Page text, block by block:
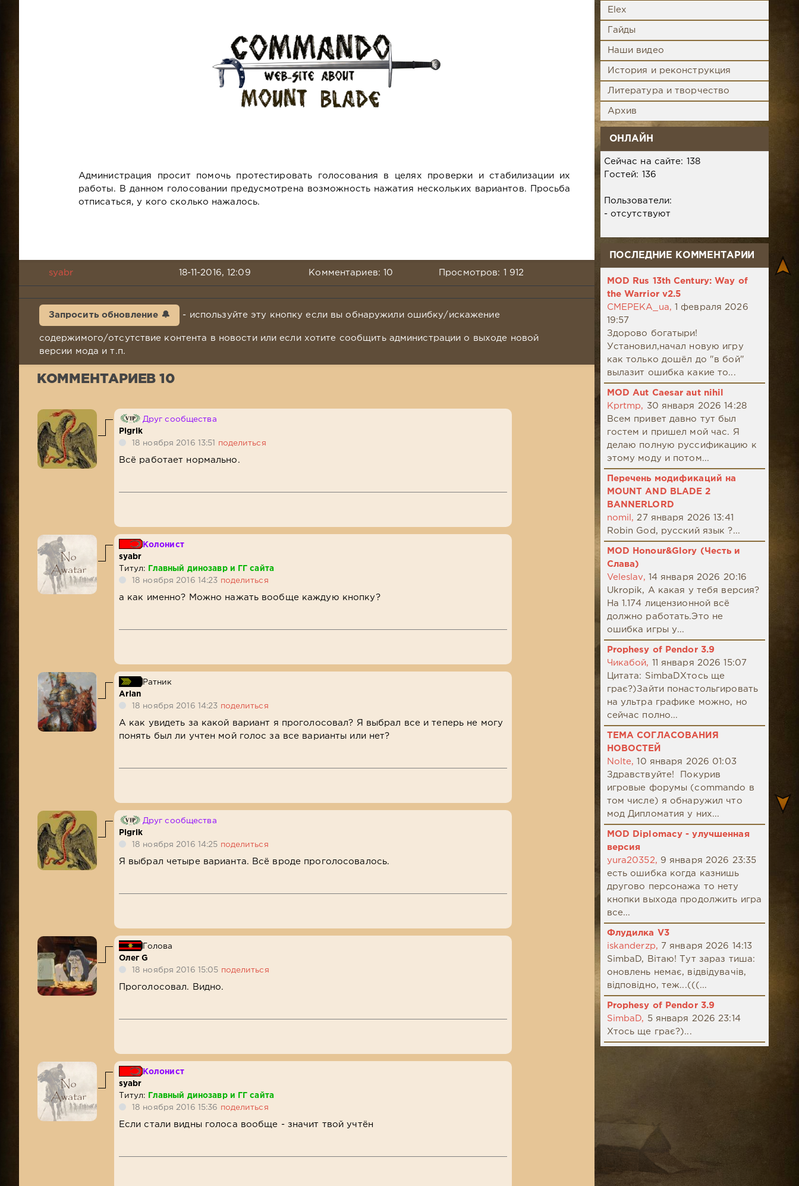
Администрация просит помочь протестировать голосования в целях проверки и стабилизации их
работы. В данном голосовании предусмотрена возможность нажатия нескольких вариантов. Просьба
отписаться, у кого сколько нажалось.
syabr 18-11-2016, 12:09 Комментариев: 10 Просмотров: 1 912
Запросить обновление 🔔 - используйте эту кнопку если вы обнаружили ошибку/искажение
содержимого/отсутствие контента в новости или если хотите сообщить администрации о выходе новой
версии мода и т.п.
КОММЕНТАРИЕВ 10
Друг сообщества
Pigrik
18 ноября 2016 13:51
поделиться
Всё работает нормально.
Колонист
syabr
Титул:
Главный динозавр и ГГ сайта
18 ноября 2016 14:23 поделиться
а как именно? Можно нажать вообще каждую кнопку?
Ратник
Arlan
18 ноября 2016 14:23 поделиться
А как увидеть за какой вариант я проголосовал? Я выбрал все и теперь не могу
понять был ли учтен мой голос за все варианты или нет?
Друг сообщества
Pigrik
18 ноября 2016 14:25 поделиться
Я выбрал четыре варианта. Всё вроде проголосовалось.
Голова
Олег G
18 ноября 2016 15:05 поделиться
Проголосовал. Видно.
Колонист
syabr
Титул:
Главный динозавр и ГГ сайта
18 ноября 2016 15:36 поделиться
Если стали видны голоса вообще - значит твой учтён
Elex
Гайды
Наши видео
История и реконструкция
Литература и творчество
Архив
ОНЛАЙН
Сейчас на сайте: 138
Гостей: 136
Пользователи:
- отсутствуют
ПОСЛЕДНИЕ КОММЕНТАРИИ
MOD Rus 13th Century: Way of
the Warrior v2.5
CMEPEKA_ua,
1 февраля 2026
19:57
Здорово богатыри!
Установил,начал новую игру
как только дошёл до "в бой"
вылазит ошибка какие то...
MOD Aut Caesar aut nihil
Kprtmp,
30 января 2026 14:28
Всем привет давно тут был
гостем и пришел мой час. Я
делаю полную руссификацию к
этому моду и потом...
Перечень модификаций на
MOUNT AND BLADE 2
BANNERLORD
nomil, 27 января 2026 13:41
Robin God, русский язык ?...
MOD Honour&Glory (Честь и
Слава)
Veleslav,
14 января 2026 20:16
Ukropik, А какая у тебя версия?
На 1.174 лицензионной всё
должно работать.Это не
ошибка игры у...
Prophesy of Pendor 3.9
Чикабой,
11 января 2026 15:07
Цитата: SimbaDХтось ще
грає?)Зайти понастольгировать
на ультра графике можно, но
сейчас полно...
ТЕМА СОГЛАСОВАНИЯ
НОВОСТЕЙ
Nolte,
10 января 2026 01:03
Здравствуйте! Покурив
игровые форумы (commando в
том числе) я обнаружил что
мод Дипломатия у них...
MOD Diplomacy - улучшенная
версия
yura20352, 9 января 2026 23:35
есть ошибка когда казнишь
другово персонажа то нету
кнопки выхода продолжить игра
все...
Флудилка V3
iskanderzp,
7 января 2026 14:13
SimbaD, Вітаю! Тут зараз тиша:
оновлень немає, відвідувачів,
відповідно, теж...(((...
Prophesy of Pendor 3.9
SimbaD,
5 января 2026 23:14
Хтось ще грає?)...